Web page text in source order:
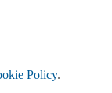
Policy.